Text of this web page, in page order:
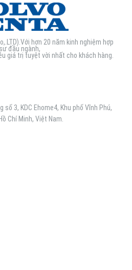
hơn 20 năm kinh nghiệm hợp
đầu ngành,
giá trị tuyệt vời nhất cho khách hàng.
số 3, KDC Ehome4, Khu phố Vĩnh Phú,
Chí Minh, Việt Nam.